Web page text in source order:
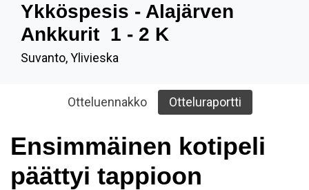
Ykköspesis - Alajärven
Ankkurit 1 - 2 K
Suvanto, Ylivieska
Otteluennakko Otteluraportti
Ensimmäinen kotipeli
päättyi tappioon